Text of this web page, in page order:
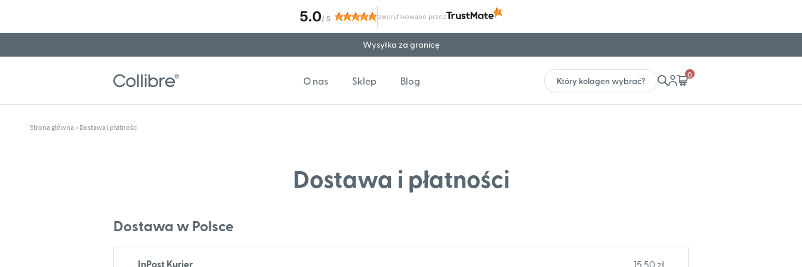
Wysyłka za granicę
O nas Sklep Blog Który kolagen wybrać?
0
Strona główna » Dostawa i płatności
Dostawa i płatności
Dostawa w Polsce
InPost Kurier 15,50 zł
5.0/ 5 zweryfikowane przez